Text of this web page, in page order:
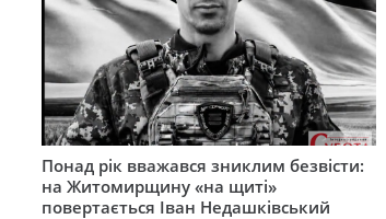
Понад рік вважався зниклим безвісти:
на Житомирщину «на щиті»
повертається Іван Недашківський